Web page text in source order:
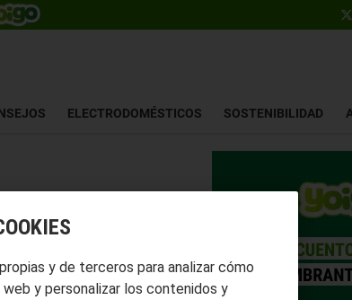
ELECTRODOMÉSTICOS SOSTENIBILIDAD
y de terceros para analizar cómo
y personalizar los contenidos y